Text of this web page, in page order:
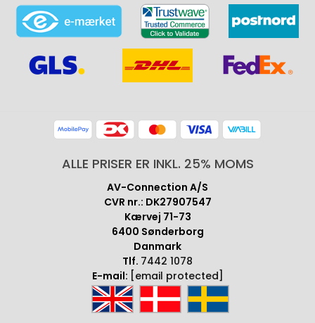
ALLE PRISER ER INKL. 25% MOMS
AV-Connection A/S
CVR nr.: DK27907547
Kærvej 71-73
6400 Sønderborg
Danmark
Tlf. 7442 1078
E-mail: [email protected]